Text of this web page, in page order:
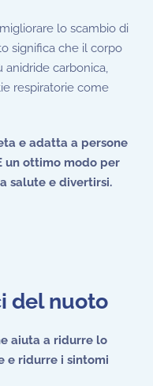
lo scambio di
significa che il corpo
anidride carbonica,
respiratorie come
e adatta a persone
ottimo modo per
salute e divertirsi.
del nuoto
aiuta a ridurre lo
e ridurre i sintomi